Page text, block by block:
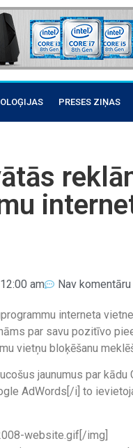
PRESES ZIŅAS
12:00 am Nav komentāru
interneta
par savu pozitīvo
vietņu bloķēšanu
jaunumus par
AdWords[/i] to
website.gif[/img]